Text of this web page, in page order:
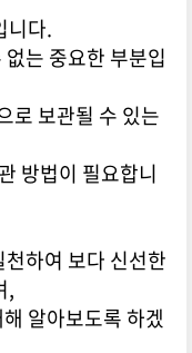
니다.
는 중요한 부분입
로 보관될 수 있는
방법이 필요합니
하여 보다 신선한
,
알아보도록 하겠